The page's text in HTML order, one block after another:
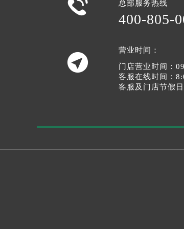
 总部服务热线
400-805-

营业时间：
门店营业时间：
客服在线时间：
客服及门店节假